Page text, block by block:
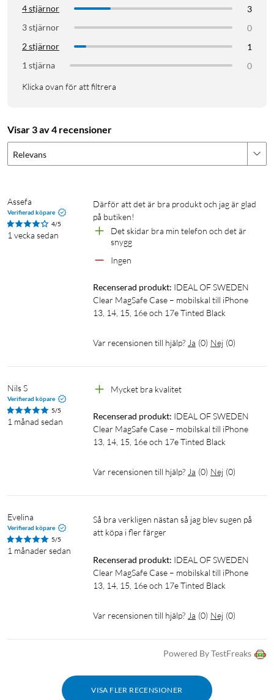
Specifikationer
Produkttyp: Mobilskal (transparent)
Kompatibilitet: Apple iPhone 13, 14, 15, 16e och 17e
Maximalt fallskydd: 3 m
I förpackningen
1 × Clear MagSafe Case mobilskal
4 stjärnor
3
3 stjärnor
0
2 stjärnor
1
1 stjärna
0
Klicka ovan för att filtrera
Visar 3 av 4 recensioner
Relevans
Assefa
Verifierad köpare
4/5
1 vecka sedan
Därför att det är bra produkt och jag är glad
Det skidar bra min telefon och det är
snygg
Ingen
Recenserad produkt: IDEAL OF SWEDEN
Clear MagSafe Case – mobilskal till iPhone
13, 14, 15, 16e och 17e Tinted Black
Var recensionen till hjälp? Ja (0) Nej (0)
Nils S
Verifierad köpare
5/5
1 månad sedan
Mycket bra kvalitet
Recenserad produkt: IDEAL OF SWEDEN
Clear MagSafe Case – mobilskal till iPhone
13, 14, 15, 16e och 17e Tinted Black
Var recensionen till hjälp? Ja (0) Nej (0)
Evelina
Verifierad köpare
5/5
1 månader sedan
Så bra verkligen nästan så jag blev sugen på
att köpa i fler färger
Recenserad produkt: IDEAL OF SWEDEN
Clear MagSafe Case – mobilskal till iPhone
13, 14, 15, 16e och 17e Tinted Black
Var recensionen till hjälp? Ja (0) Nej (0)
Powered By TestFreaks
VISA FLER RECENSIONER